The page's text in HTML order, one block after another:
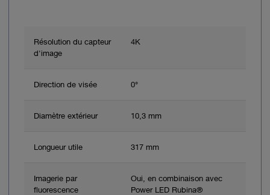
Résolution du capteur
d'image
4K
Direction de visée 0°
Diamètre extérieur 10,3 mm
Longueur utile 317 mm
Imagerie par
fluorescence
Oui, en combinaison avec
Power LED Rubina®